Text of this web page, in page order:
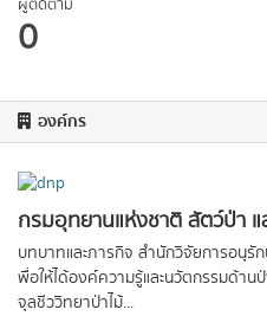
ผู้ติดตาม
0
องค์กร
กรมอุทยานแห่งชาติ สัตว์ป่า
บทบาทและภารกิจ สำนักวิจัยการอนุรั
พื่อให้ได้องค์ความรู้และนวัตกรรมด้าน
จุลชีววิทยาป่าไม้...